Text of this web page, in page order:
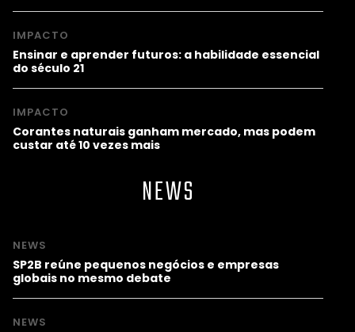
IMPACTO
Ensinar e aprender futuros: a habilidade essencial
do século 21
IMPACTO
Corantes naturais ganham mercado, mas podem
custar até 10 vezes mais
NEWS
NEWS
SP2B reúne pequenos negócios e empresas
globais no mesmo debate
NEWS